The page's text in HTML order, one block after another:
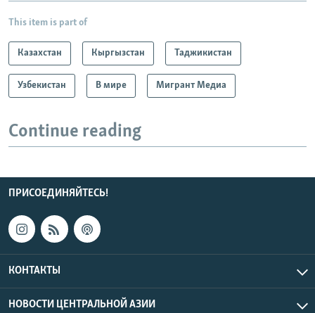
This item is part of
Казахстан Кыргызстан Таджикистан
Узбекистан В мире Мигрант Медиа
Continue reading
ПРИСОЕДИНЯЙТЕСЬ!
КОНТАКТЫ
НОВОСТИ ЦЕНТРАЛЬНОЙ АЗИИ